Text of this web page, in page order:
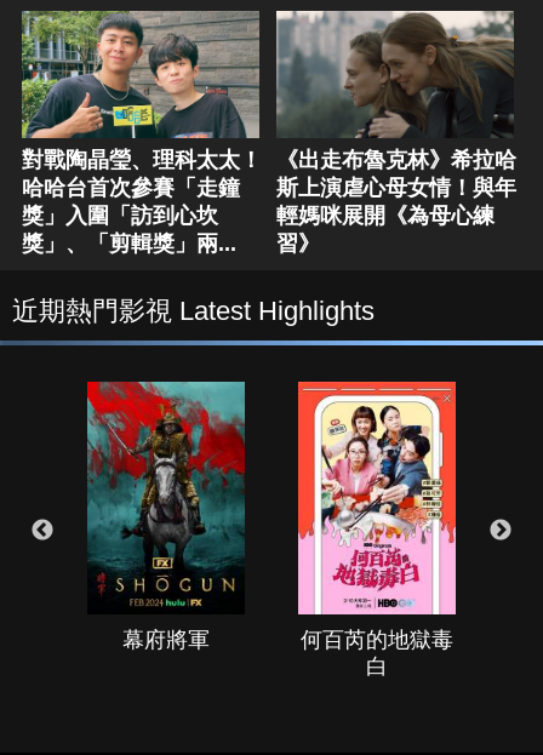
對戰陶晶瑩、理科太太！
哈哈台首次參賽「走鐘
獎」入圍「訪到心坎
獎」、「剪輯獎」兩...
《出走布魯克林》希拉哈
斯上演虐心母女情！與年
輕媽咪展開《為母心練
習》
近期熱門影視 Latest Highlights
幕府將軍
何百芮的地獄毒
白